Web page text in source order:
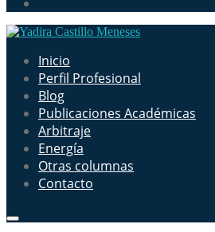
Inicio
Perfil Profesional
Blog
Publicaciones Académicas
Arbitraje
Energía
Otras columnas
Contacto